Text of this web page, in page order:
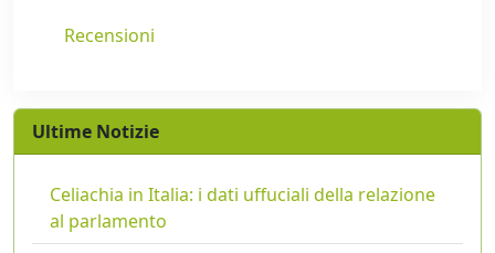
Recensioni
Ultime Notizie
Celiachia in Italia: i dati uffuciali della relazione
al parlamento